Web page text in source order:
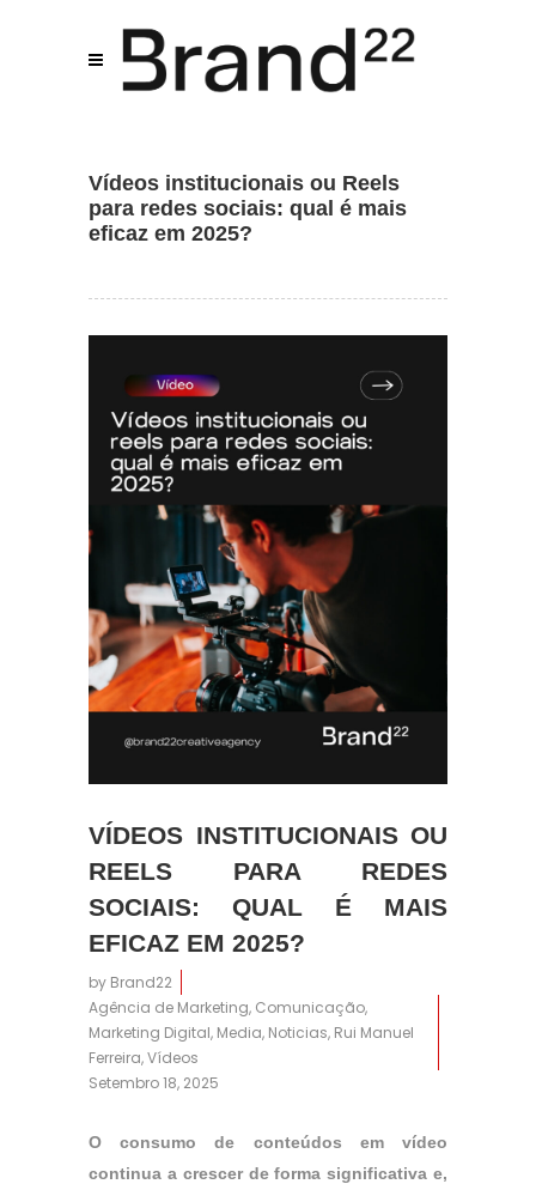
Vídeos institucionais ou Reels
para redes sociais: qual é mais
eficaz em 2025?
VÍDEOS INSTITUCIONAIS OU
REELS PARA REDES
SOCIAIS: QUAL É MAIS
EFICAZ EM 2025?
by Brand22
Agência de Marketing, Comunicação,
Marketing Digital, Media, Noticias, Rui Manuel
Ferreira,Vídeos
Setembro 18, 2025
O consumo de conteúdos em vídeo
continua a crescer de forma significativa e,
Online
14:20